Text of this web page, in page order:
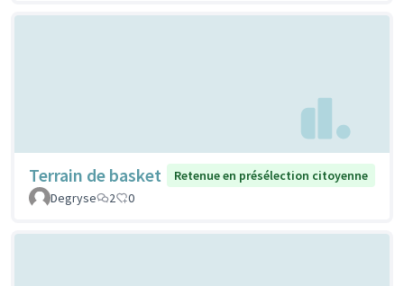
Terrain de basket
Retenue en présélection citoyenne
Degryse
2 0